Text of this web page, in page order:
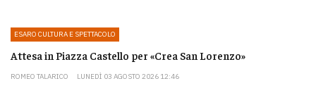
ESARO CULTURA E SPETTACOLO
Attesa in Piazza Castello per «Crea San Lorenzo»
ROMEO TALARICO LUNEDÌ 03 AGOSTO 2026 12:46